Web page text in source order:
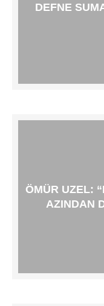
DEFNE
ÖMÜR UZEL:
AZINDAN